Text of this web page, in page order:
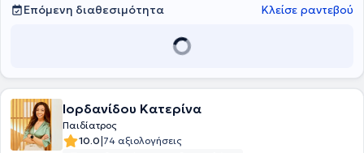
Επόμενη διαθεσιμότητα Κλείσε ραντεβού
Ιορδανίδου Κατερίνα
Παιδίατρος
10.0|74 αξιολογήσεις